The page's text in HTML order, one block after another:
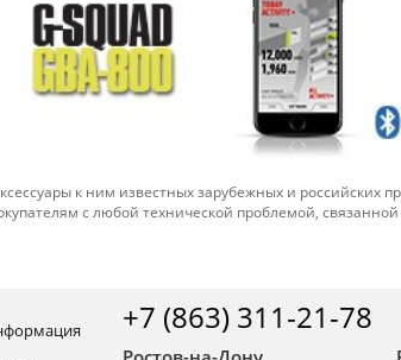
к ним известных зарубежных и российских
с любой технической проблемой,
+7 (863) 311-21-78